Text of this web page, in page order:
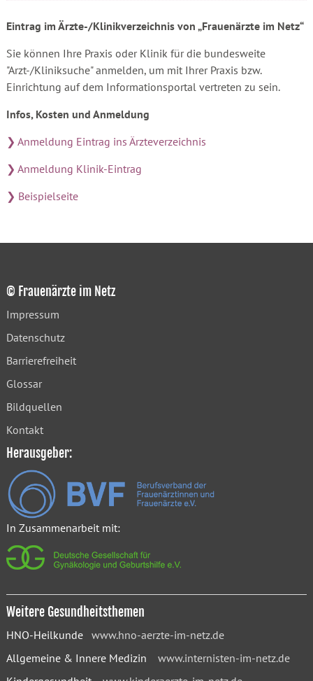
Eintrag im Ärzte-/Klinikverzeichnis von „Frauenärzte im Netz“
Sie können Ihre Praxis oder Klinik für die bundesweite
"Arzt-/Kliniksuche" anmelden, um mit Ihrer Praxis bzw.
Einrichtung auf dem Informationsportal vertreten zu sein.
Infos, Kosten und Anmeldung
❯ Anmeldung Eintrag ins Ärzteverzeichnis
❯ Anmeldung Klinik-Eintrag
❯ Beispielseite
© Frauenärzte im Netz
Impressum
Datenschutz
Barrierefreiheit
Glossar
Bildquellen
Kontakt
Herausgeber:
In Zusammenarbeit mit:
Weitere Gesundheitsthemen
HNO-Heilkunde www.hno-aerzte-im-netz.de
Allgemeine & Innere Medizin www.internisten-im-netz.de